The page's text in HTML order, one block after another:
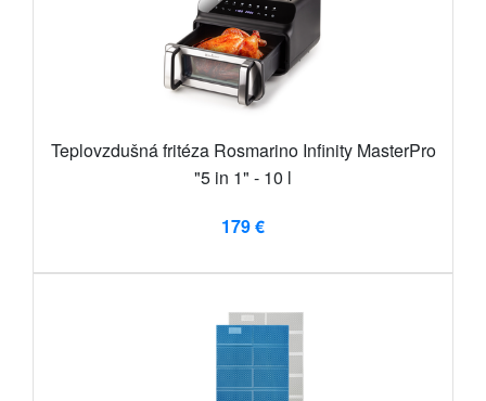
Teplovzdušná fritéza Rosmarino Infinity MasterPro
"5 in 1" - 10 l
179 €